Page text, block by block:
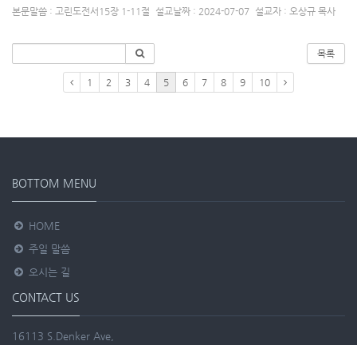
본문말씀 : 고린도전서15장 1-11절 설교날짜 : 2024-07-07 설교자 : 오상규 목사
목록
1 2 3 4 5 6 7 8 9 10
BOTTOM MENU
HOME
주일 말씀
오시는 길
CONTACT US
16113 S.Denker Ave,